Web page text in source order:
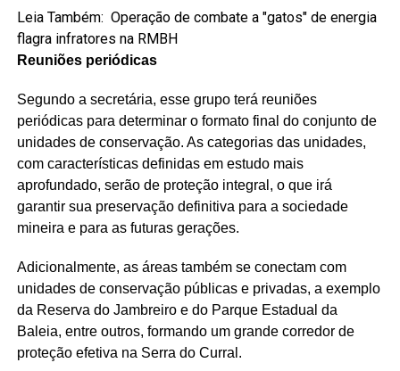
Leia Também: Operação de combate a "gatos" de energia
flagra infratores na RMBH
Reuniões periódicas
Segundo a secretária, esse grupo terá reuniões
periódicas para determinar o formato final do conjunto de
unidades de conservação. As categorias das unidades,
com características definidas em estudo mais
aprofundado, serão de proteção integral, o que irá
garantir sua preservação definitiva para a sociedade
mineira e para as futuras gerações.
Adicionalmente, as áreas também se conectam com
unidades de conservação públicas e privadas, a exemplo
da Reserva do Jambreiro e do Parque Estadual da
Baleia, entre outros, formando um grande corredor de
proteção efetiva na Serra do Curral.